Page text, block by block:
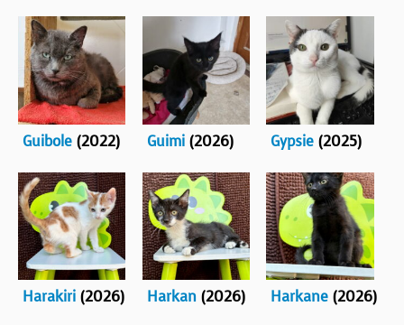
Guibole (2022) Guimi (2026) Gypsie (2025)
Harakiri (2026) Harkan (2026) Harkane (2026)